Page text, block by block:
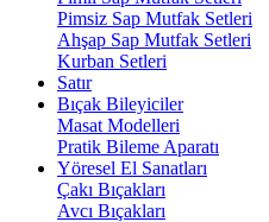
Pimsiz Sap Mutfak Setleri
Ahşap Sap Mutfak Setleri
Kurban Setleri
Satır
Bıçak Bileyiciler
Masat Modelleri
Pratik Bileme Aparatı
Yöresel El Sanatları
Çakı Bıçakları
Avcı Bıçakları